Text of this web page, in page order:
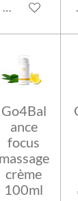
In
Go4Bal
ance
focus
massage
crème
100ml